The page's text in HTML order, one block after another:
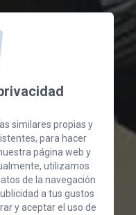
similares propias y
para hacer
página web y
utilizamos
de la navegación
a tus gustos
y aceptar el uso de